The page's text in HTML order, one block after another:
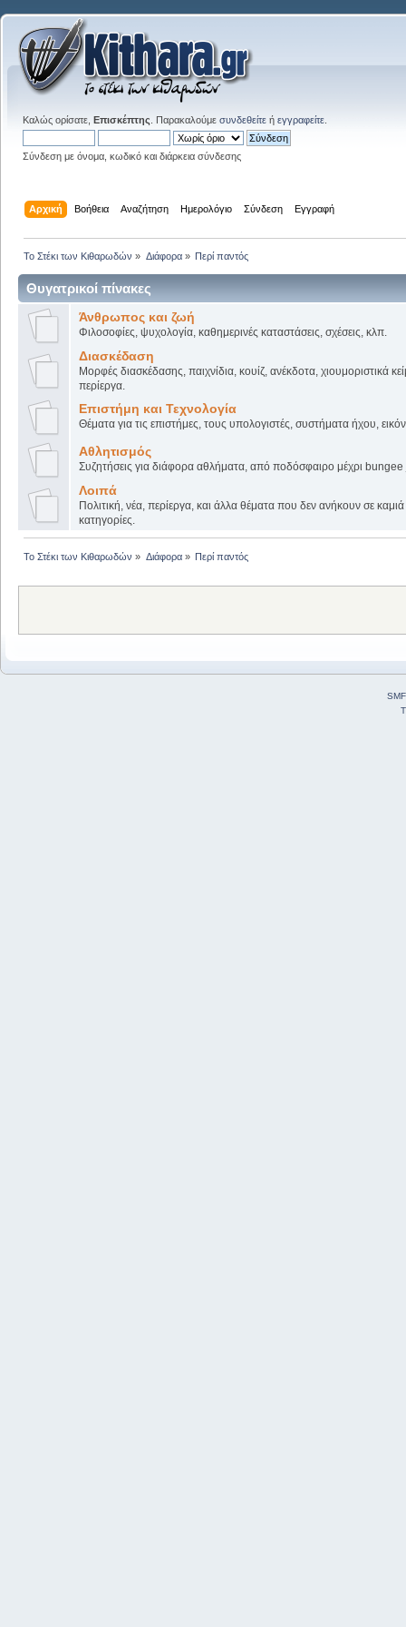
Καλώς ορίσατε, Επισκέπτης . Παρακαλούμε συνδεθείτε ή εγγραφείτε
Σύνδεση με όνομα, κωδικό και διάρκεια σύνδεσης
Αρχική Βοήθεια Αναζήτηση Ημερολόγιο Σύνδεση Εγγραφή
Το Στέκι των Κιθαρωδών » Διάφορα» Περί παντός
Θυγατρικοί πίνακες
Άνθρωπος και ζωή
Φιλοσοφίες, ψυχολογία, καθημερινές καταστάσεις, σχέσεις, κλπ.
Διασκέδαση
Μορφές διασκέδασης, παιχνίδια, κουίζ, ανέκδοτα, χιουμοριστικά
περίεργα.
Επιστήμη και Τεχνολογία
Θέματα για τις επιστήμες, τους υπολογιστές, συστήματα ήχου,
Αθλητισμός
Συζητήσεις για διάφορα αθλήματα, από ποδόσφαιρο μέχρι
Λοιπά
Πολιτική, νέα, περίεργα, και άλλα θέματα που δεν ανήκουν σε
κατηγορίες.
Το Στέκι των Κιθαρωδών » Διάφορα» Περί παντός